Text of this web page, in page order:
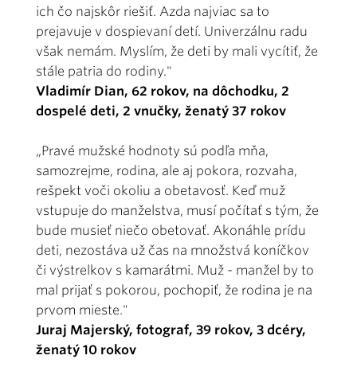
ich čo najskôr riešiť. Azda najviac sa to
prejavuje v dospievaní detí. Univerzálnu radu
však nemám. Myslím, že deti by mali vycítiť, že
stále patria do rodiny."
Vladimír Dian, 62 rokov, na dôchodku, 2
dospelé deti, 2 vnučky, ženatý 37 rokov
„Pravé mužské hodnoty sú podľa mňa,
samozrejme, rodina, ale aj pokora, rozvaha,
rešpekt voči okoliu a obetavosť. Keď muž
vstupuje do manželstva, musí počítať s tým, že
bude musieť niečo obetovať. Akonáhle prídu
deti, nezostáva už čas na množstvá koníčkov
či výstrelkov s kamarátmi. Muž - manžel by to
mal prijať s pokorou, pochopiť, že rodina je na
prvom mieste."
Juraj Majerský, fotograf, 39 rokov, 3 dcéry,
ženatý 10 rokov